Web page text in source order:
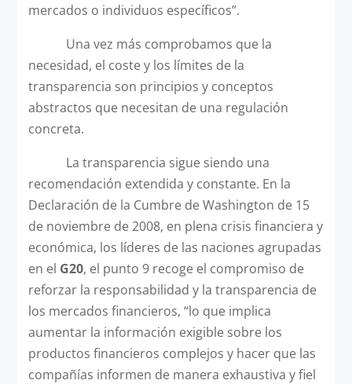
mercados o individuos específicos”.
Una vez más comprobamos que la
necesidad, el coste y los límites de la
transparencia son principios y conceptos
abstractos que necesitan de una regulación
concreta.
La transparencia sigue siendo una
recomendación extendida y constante. En la
Declaración de la Cumbre de Washington de 15
de noviembre de 2008, en plena crisis financiera y
económica, los líderes de las naciones agrupadas
en el G20, el punto 9 recoge el compromiso de
reforzar la responsabilidad y la transparencia de
los mercados financieros, “lo que implica
aumentar la información exigible sobre los
productos financieros complejos y hacer que las
compañías informen de manera exhaustiva y fiel